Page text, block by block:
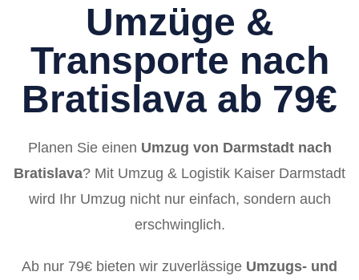
Umzüge &
Transporte nach
Bratislava ab 79€
Planen Sie einen Umzug von Darmstadt nach
Bratislava? Mit Umzug & Logistik Kaiser Darmstadt
wird Ihr Umzug nicht nur einfach, sondern auch
erschwinglich.
Ab nur 79€ bieten wir zuverlässige Umzugs- und